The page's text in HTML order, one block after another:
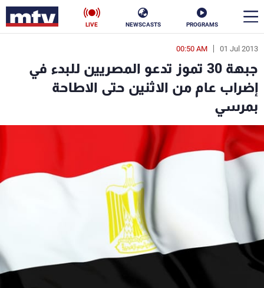
PROGRAMS
NEWSCASTS
LIVE
01 Jul 2013
00:50 AM
جبهة 30 تموز تدعو المصريين للبدء في
إضراب عام من الاثنين حتى الاطاحة
بمرسي
en
الأخبار
سياسة
إقتصاد
منوعات رياضة
كأس العالم
البرامج